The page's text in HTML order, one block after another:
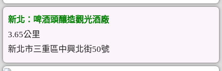
新北：啤酒頭釀造觀光酒廠
3.65公里
新北市三重區中興北街50號